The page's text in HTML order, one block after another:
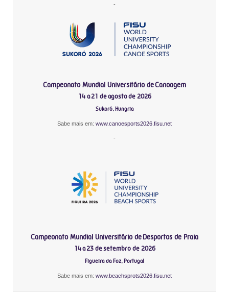
-
Campeonato Mundial Universitário de Canoagem
14 a 21 de agosto de 2026
Sukoró, Hungria
Sabe mais em: www.canoesports2026.fisu.net
-
Campeonato Mundial Universitário de Desportos de Praia
14 a 23 de setembro de 2026
Figueira da Foz, Portugal
Sabe mais em: www.beachsprots2026.fisu.net